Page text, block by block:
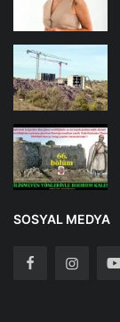
SOSYAL MEDYA